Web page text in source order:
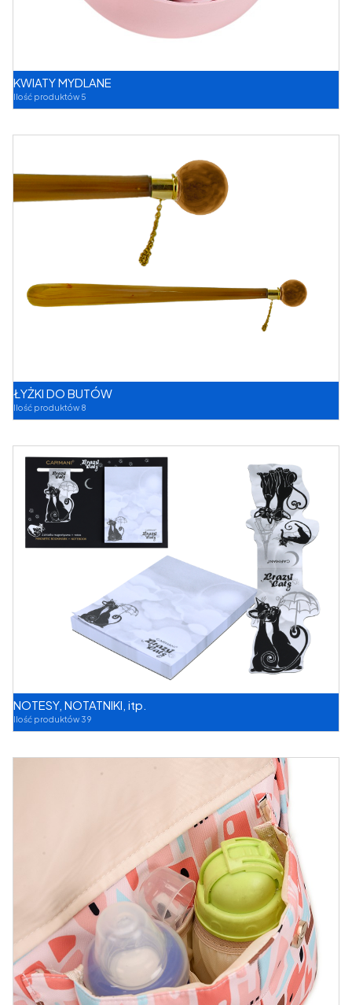
KWIATY MYDLANE
Ilość produktów 5
ŁYŻKI DO BUTÓW
Ilość produktów 8
NOTESY, NOTATNIKI, itp.
Ilość produktów 39